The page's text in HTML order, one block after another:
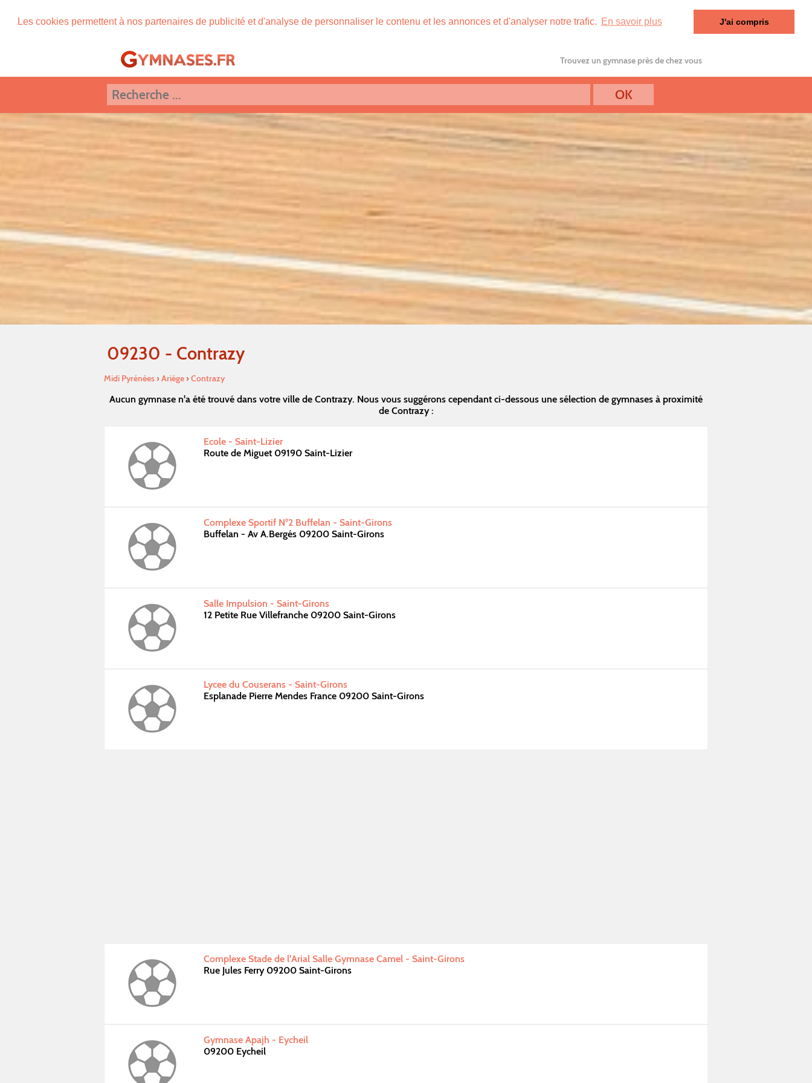
Les cookies permettent à nos partenaires de publicité et d'analyse de personnaliser le contenu et les annonces et d'analyser notre trafic. En savoir plus J'ai compris
Trouvez un gymnase près de chez vous
09230 - Contrazy
Midi Pyrénées›Ariége›Contrazy
Aucun gymnase n'a été trouvé dans votre ville de Contrazy. Nous vous suggérons cependant ci-dessous une sélection de gymnases à proximité
de Contrazy :
Ecole - Saint-Lizier
Route de Miguet 09190 Saint-Lizier
Complexe Sportif N°2 Buffelan - Saint-Girons
Buffelan - Av A.Bergés 09200 Saint-Girons
Salle Impulsion - Saint-Girons
12 Petite Rue Villefranche 09200 Saint-Girons
Lycee du Couserans - Saint-Girons
Esplanade Pierre Mendes France 09200 Saint-Girons
Complexe Stade de l'Arial Salle Gymnase Camel - Saint-Girons
Rue Jules Ferry 09200 Saint-Girons
Gymnase Apajh - Eycheil
09200 Eycheil